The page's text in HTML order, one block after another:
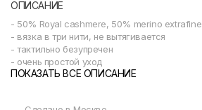
ОПИСАНИЕ
- 50% Royal cashmere, 50% merino extrafine
- вязка в три нити, не вытягивается
- тактильно безупречен
- очень простой уход
ПОКАЗАТЬ ВСЕ ОПИСАНИЕ